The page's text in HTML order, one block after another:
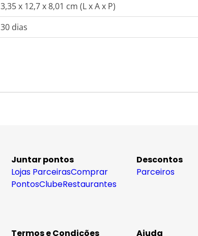
3,35 x 12,7 x 8,01 cm (L x A x P)
30 dias
Juntar pontos
Lojas ParceirasComprar
PontosClubeRestaurantes
Descontos
Parceiros
Termos e Condições Ajuda